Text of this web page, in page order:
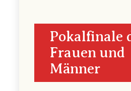
Pokalfinale
Frauen und
Männer